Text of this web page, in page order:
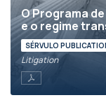
O Programa
e o regime
SÉRVULO
Litigation